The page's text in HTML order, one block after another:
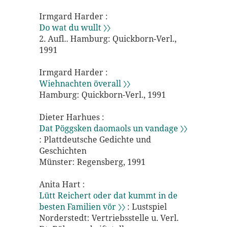
Irmgard Harder :
Do wat du wullt 〉〉
2. Aufl.. Hamburg: Quickborn-Verl.,
1991
Irmgard Harder :
Wiehnachten överall 〉〉
Hamburg: Quickborn-Verl., 1991
Dieter Harhues :
Dat Pöggsken daomaols un vandage 〉〉
: Plattdeutsche Gedichte und
Geschichten
Münster: Regensberg, 1991
Anita Hart :
Lütt Reichert oder dat kummt in de
besten Familien vör 〉〉 : Lustspiel
Norderstedt: Vertriebsstelle u. Verl.